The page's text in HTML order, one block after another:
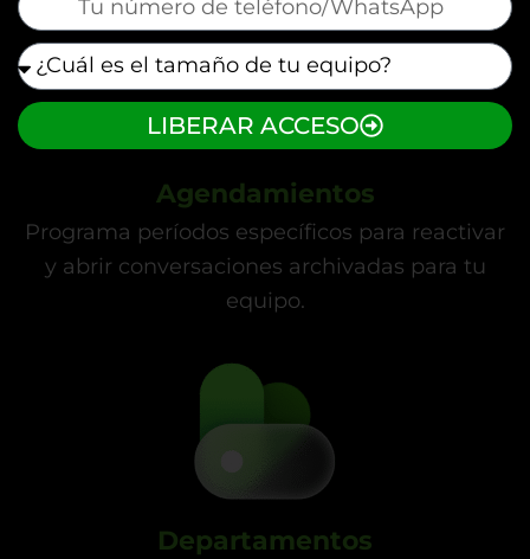
Agendamientos
Programa períodos específicos para reactivar
y abrir conversaciones archivadas para tu
equipo.
Departamentos
mauticform[equipe]
LIBERAR ACCESO